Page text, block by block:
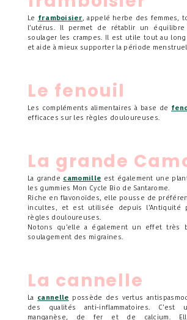
Le framboisier, appelé herbe des femmes,
l’utérus. Il permet de rétablir un
soulager les crampes. Il est utile tout au
et aide à mieux supporter la période
Le fenouil
Les compléments alimentaires à base de
efficaces sur les règles douloureuses.
La grande
La grande camomille est également une
les gummies Mon Cycle Bio de Santarome.
Riche en flavonoïdes, elle pousse de
incultes, et est utilisée depuis l’Antiquité
règles douloureuses.
Notons qu’elle a également un effet très
soulagement des migraines.
La cannelle
La cannelle possède des vertus
des qualités anti-inflammatoires.
manganèse, de fer et de calcium.